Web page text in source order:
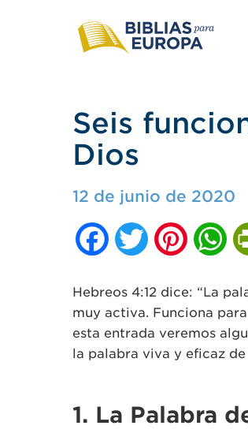
Seis
Dios
12 de junio de 2020
FacebookTwitterPinterest
Hebreos 4:12 dice: “La
muy activa. Funciona
esta entrada veremos
la palabra viva y eficaz de
1. La Palabra